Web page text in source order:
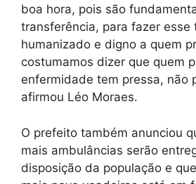
boa hora, pois são
transferência, para fazer esse
humanizado e digno a quem
costumamos dizer que quem
enfermidade tem pressa, não
afirmou Léo Moraes.
O prefeito também anunciou
mais ambulâncias serão
disposição da população e